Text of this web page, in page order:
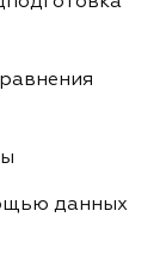
данных